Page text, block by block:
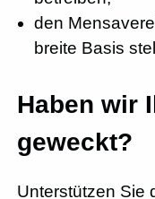
den
breite Basis
Haben wir
geweckt?
Unterstützen Sie